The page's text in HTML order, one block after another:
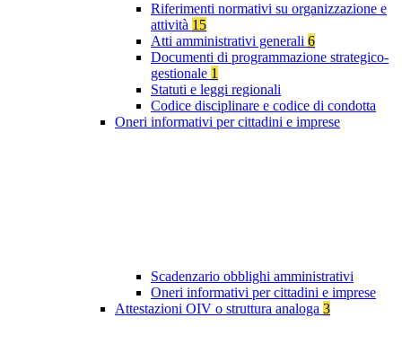
Riferimenti normativi su organizzazione e
attività 15
Atti amministrativi generali 6
Documenti di programmazione strategico-
gestionale 1
Statuti e leggi regionali
Codice disciplinare e codice di condotta
Oneri informativi per cittadini e imprese
Scadenzario obblighi amministrativi
Oneri informativi per cittadini e imprese
Attestazioni OIV o struttura analoga 3